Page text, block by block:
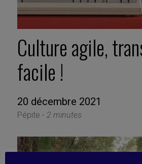
Culture agile,
facile !
20 décembre 2021
Pépite - 2 minutes